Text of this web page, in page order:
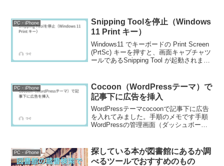
「あれ？今って日本語？半角英数字？」
と切り替えミス...
PC・iPhone
Snipping Toolを停止（Windows
11 Print キー）
Windows11 でキーボードの Print Screen
(PrtSc) キーを押すと、画面キャプチャツ
ールであるSnipping Tool が起動されま
PC・iPhone
Cocoon（WordPressテーマ）で
記事下に広告を挿入
WordPressテーマcocoonで記事下に広告
を入れてみました。手順のメモです手順
WordPressの管理画面（ダッシュボー
択今回は記事下に表示させたいので、
「...
PC・iPhone
探している本が図書館にあるか調
べるツールでおすすめのもの